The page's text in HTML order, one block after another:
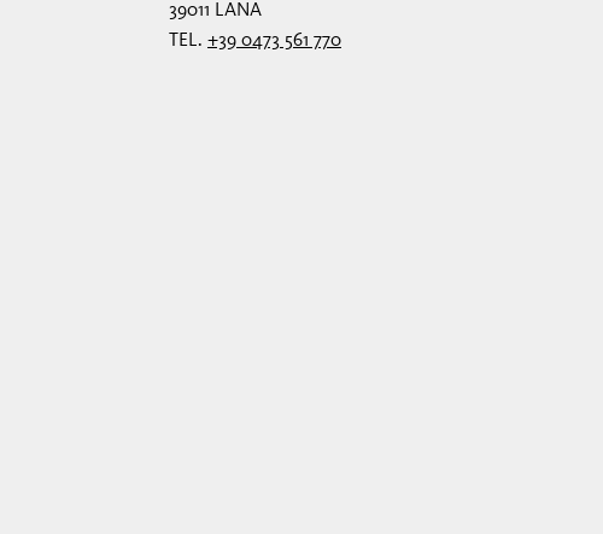
39011 LANA
TEL. +39 0473 561 770